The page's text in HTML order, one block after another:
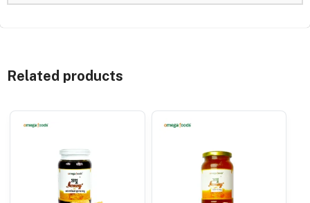
Related products